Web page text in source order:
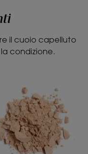
il cuoio capelluto
condizione.